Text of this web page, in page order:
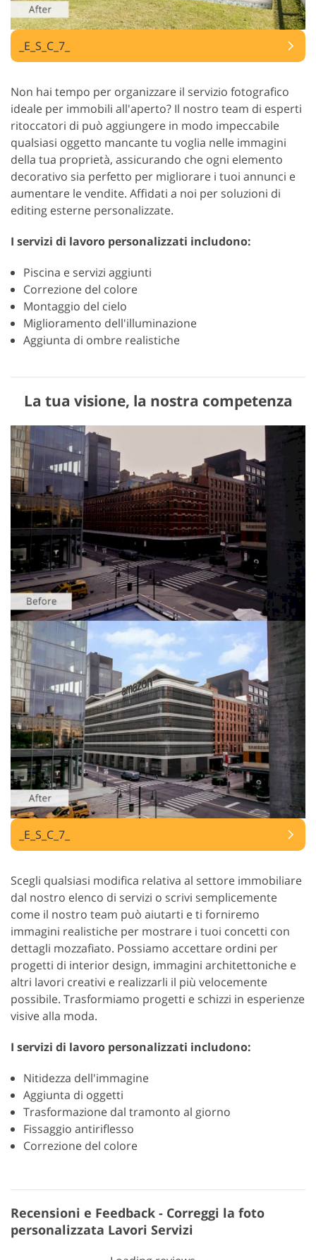
_E_S_C_7_
Non hai tempo per organizzare il servizio fotografico
ideale per immobili all'aperto? Il nostro team di esperti
ritoccatori di può aggiungere in modo impeccabile
qualsiasi oggetto mancante tu voglia nelle immagini
della tua proprietà, assicurando che ogni elemento
decorativo sia perfetto per migliorare i tuoi annunci e
aumentare le vendite. Affidati a noi per soluzioni di
editing esterne personalizzate.
I servizi di lavoro personalizzati includono:
Piscina e servizi aggiunti
Correzione del colore
Montaggio del cielo
Miglioramento dell'illuminazione
Aggiunta di ombre realistiche
La tua visione, la nostra competenza
_E_S_C_7_
Scegli qualsiasi modifica relativa al settore immobiliare
dal nostro elenco di servizi o scrivi semplicemente
come il nostro team può aiutarti e ti forniremo
immagini realistiche per mostrare i tuoi concetti con
dettagli mozzafiato. Possiamo accettare ordini per
progetti di interior design, immagini architettoniche e
altri lavori creativi e realizzarli il più velocemente
possibile. Trasformiamo progetti e schizzi in esperienze
visive alla moda.
I servizi di lavoro personalizzati includono:
Nitidezza dell'immagine
Aggiunta di oggetti
Trasformazione dal tramonto al giorno
Fissaggio antiriflesso
Correzione del colore
Recensioni e Feedback - Correggi la foto
personalizzata Lavori Servizi